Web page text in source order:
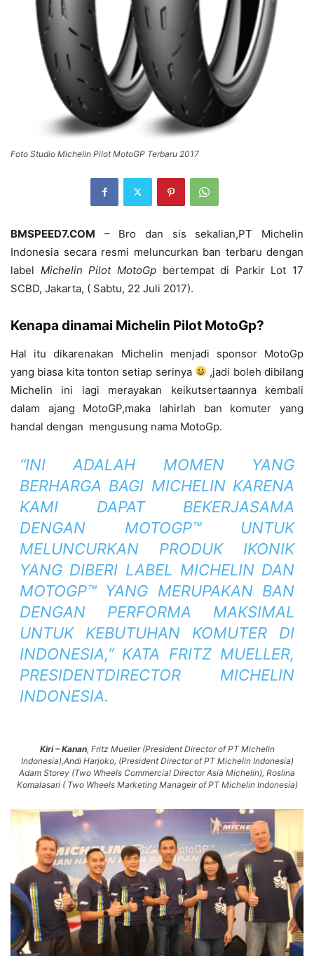
Foto Studio Michelin Pilot MotoGP Terbaru 2017
BMSPEED7.COM – Bro dan sis sekalian,PT Michelin
Indonesia secara resmi meluncurkan ban terbaru dengan
label Michelin Pilot MotoGpbertempat di Parkir Lot 17
SCBD, Jakarta, ( Sabtu, 22 Juli 2017).
Kenapa dinamai Michelin Pilot MotoGp?
Hal itu dikarenakan Michelin menjadi sponsor MotoGp
yang biasa kita tonton setiap serinya
,jadi boleh dibilang
Michelin ini lagi merayakan keikutsertaannya kembali
dalam ajang MotoGP,maka lahirlah ban komuter yang
handal dengan mengusung nama MotoGp.
“INI ADALAH MOMEN YANG
BERHARGA BAGI MICHELIN KARENA
KAMI DAPAT BEKERJASAMA
DENGAN MOTOGP™ UNTUK
MELUNCURKAN PRODUK IKONIK
YANG DIBERI LABEL MICHELIN DAN
MOTOGP™ YANG MERUPAKAN BAN
DENGAN PERFORMA MAKSIMAL
UNTUK KEBUTUHAN KOMUTER DI
INDONESIA,” KATA FRITZ MUELLER,
PRESIDENTDIRECTOR MICHELIN
INDONESIA.
Kiri – Kanan, Fritz Mueller (President Director of PT Michelin
Indonesia),Andi Harjoko, (President Director of PT Michelin Indonesia)
Adam Storey (Two Wheels Commercial Director Asia Michelin), Roslina
Komalasari ( Two Wheels Marketing Manageir of PT Michelin Indonesia)